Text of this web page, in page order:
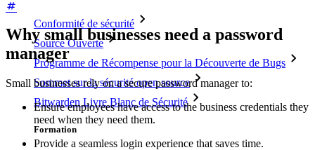
Conformité de sécurité
Source Ouverte
Programme de Récompense pour la Découverte de Bugs
Sommet sur la sécurité open source
Bitwarden Livre Blanc de Sécurité
Formation
Why small businesses need a password
manager
Small businesses rely on a secure password manager to:
Ensure employees have access to the business credentials they
need when they need them.
Provide a seamless login experience that saves time.